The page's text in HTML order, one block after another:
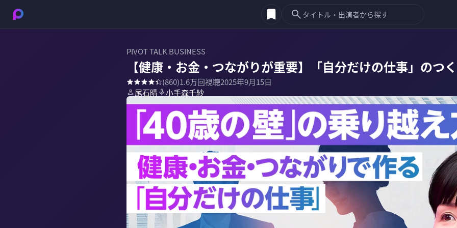
PIVOT TALK BUSINESS
【健康・お金・つながりが重要】「自分だけの仕事」のつ
(860)1.6万回視聴2025年9月15日
尾石晴
小手森千紗